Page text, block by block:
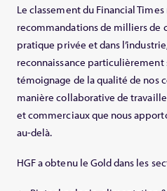
Le classement du Financial
recommandations de milliers de
pratique privée et dans
reconnaissance particulièrement
témoignage de la qualité de nos
manière collaborative de
et commerciaux que nous
au-delà.
HGF a obtenu le Gold dans les